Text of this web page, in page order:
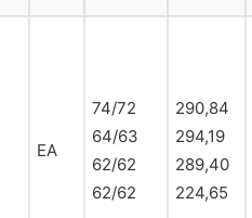
EA
74/72
64/63
62/62
62/62
290,84
294,19
289,40
224,65